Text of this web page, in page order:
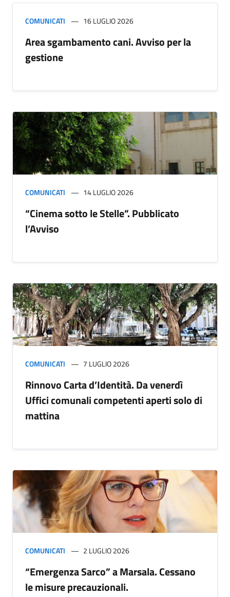
COMUNICATI 16 LUGLIO 2026
Area sgambamento cani. Avviso per la
gestione
COMUNICATI 14 LUGLIO 2026
“Cinema sotto le Stelle”. Pubblicato
l’Avviso
COMUNICATI 7 LUGLIO 2026
Rinnovo Carta d’Identità. Da venerdì
Uffici comunali competenti aperti solo di
mattina
COMUNICATI 2 LUGLIO 2026
“Emergenza Sarco” a Marsala. Cessano
le misure precauzionali.